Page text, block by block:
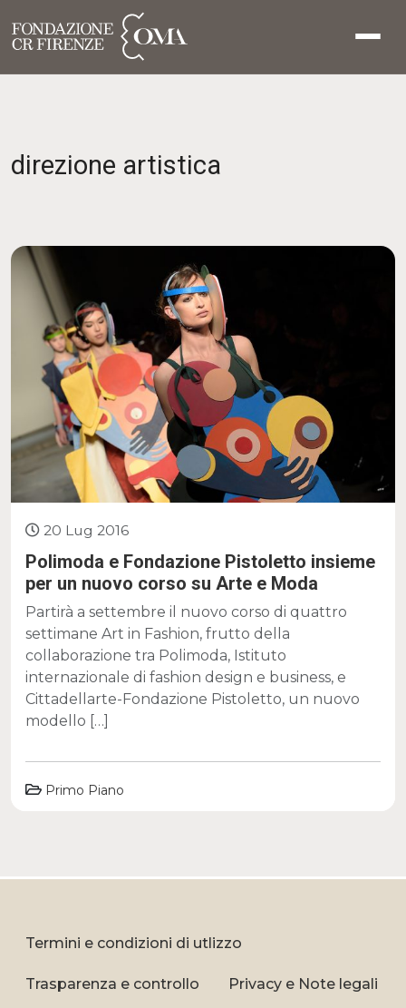
direzione artistica
20 Lug 2016
Polimoda e Fondazione Pistoletto insieme
per un nuovo corso su Arte e Moda
Partirà a settembre il nuovo corso di quattro
settimane Art in Fashion, frutto della
collaborazione tra Polimoda, Istituto
internazionale di fashion design e business, e
Cittadellarte-Fondazione Pistoletto, un nuovo
modello […]
Primo Piano
Termini e condizioni di utlizzo
Trasparenza e controllo Privacy e Note legali